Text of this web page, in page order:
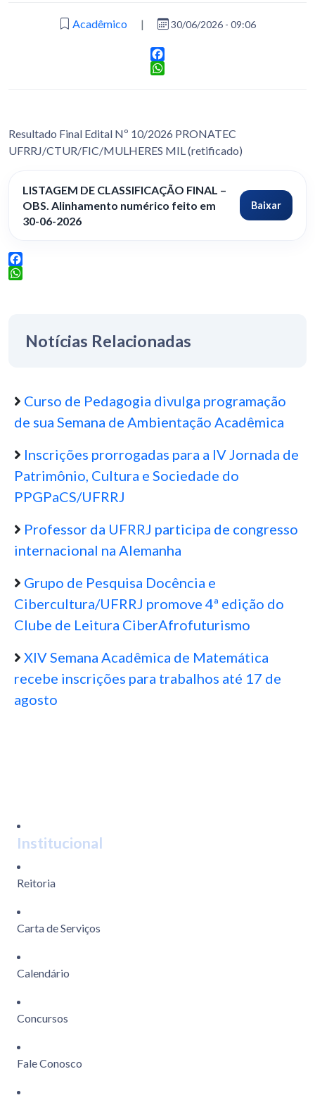
Acadêmico | 30/06/2026 - 09:06
Facebook
Resultado Final Edital Nº 10/2026 PRONATEC
UFRRJ/CTUR/FIC/MULHERES MIL (retificado)
LISTAGEM DE CLASSIFICAÇÃO FINAL –
OBS. Alinhamento numérico feito em
30-06-2026
Baixar
Facebook
Notícias Relacionadas
Curso de Pedagogia divulga programação
de sua Semana de Ambientação Acadêmica
Inscrições prorrogadas para a IV Jornada de
Patrimônio, Cultura e Sociedade do
PPGPaCS/UFRRJ
Professor da UFRRJ participa de congresso
internacional na Alemanha
Grupo de Pesquisa Docência e
Cibercultura/UFRRJ promove 4ª edição do
Clube de Leitura CiberAfrofuturismo
XIV Semana Acadêmica de Matemática
recebe inscrições para trabalhos até 17 de
agosto
Institucional
Reitoria
Carta de Serviços
Calendário
Concursos
Fale Conosco